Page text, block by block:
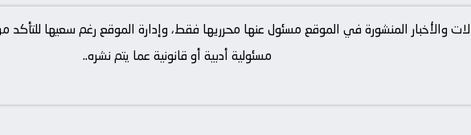
والأخبار المنشورة في الموقع مسئول عنها محرريها فقط، وإدارة الموقع رغم سعيها
مسئولية أدبية أو قانونية عما يتم نشره..